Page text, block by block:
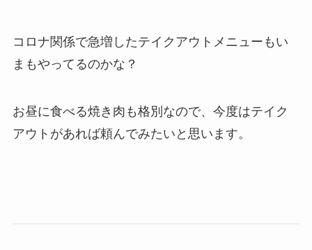
コロナ関係で急増したテイクアウトメニューもい
まもやってるのかな？
お昼に食べる焼き肉も格別なので、今度はテイク
アウトがあれば頼んでみたいと思います。